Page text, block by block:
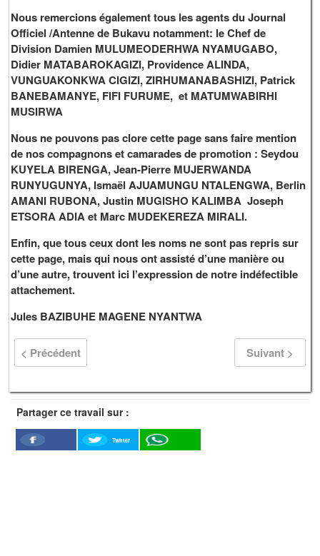
Nous remercions également tous les agents du Journal
Officiel /Antenne de Bukavu notamment: le Chef de
Division Damien MULUMEODERHWA NYAMUGABO,
Didier MATABAROKAGIZI, Providence ALINDA,
VUNGUAKONKWA CIGIZI, ZIRHUMANABASHIZI, Patrick
BANEBAMANYE, FIFI FURUME, et MATUMWABIRHI
MUSIRWA
Nous ne pouvons pas clore cette page sans faire mention
de nos compagnons et camarades de promotion : Seydou
KUYELA BIRENGA, Jean-Pierre MUJERWANDA
RUNYUGUNYA, Ismaël AJUAMUNGU NTALENGWA, Berlin
AMANI RUBONA, Justin MUGISHO KALIMBA Joseph
ETSORA ADIA et Marc MUDEKEREZA MIRALI.
Enfin, que tous ceux dont les noms ne sont pas repris sur
cette page, mais qui nous ont assisté d’une manière ou
d’une autre, trouvent ici l’expression de notre indéfectible
attachement.
Jules BAZIBUHE MAGENE NYANTWA
< Précédent Suivant >
Partager ce travail sur :
Facebook
Twitter